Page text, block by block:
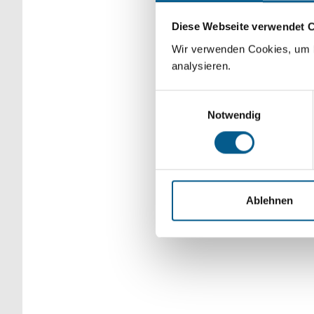
Diese Webseite verwendet
Wir verwenden Cookies,
analysieren.
Notwendig
Ablehnen
Bitte Suchbegriff
verfeinert werden.